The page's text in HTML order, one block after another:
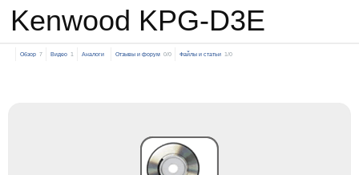
Kenwood KPG-D3E
Обзор 7 Видео 1 Аналоги Отзывы и форум 0/0 Файлы и статьи 1/0